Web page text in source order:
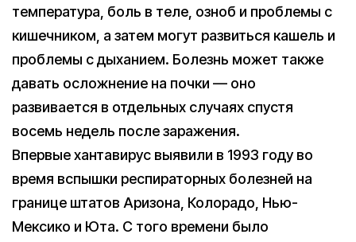
температура, боль в теле, озноб и проблемы с
кишечником, а затем могут развиться кашель и
проблемы с дыханием. Болезнь может также
давать осложнение на почки — оно
развивается в отдельных случаях спустя
восемь недель после заражения.
Впервые хантавирус выявили в 1993 году во
время вспышки респираторных болезней на
границе штатов Аризона, Колорадо, Нью-
Мексико и Юта. С того времени было